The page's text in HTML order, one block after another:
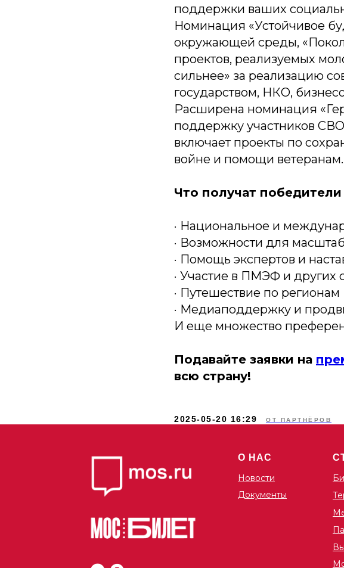
поддержки ваших
Номинация «Устойчивое
окружающей среды,
проектов, реализуемых
сильнее» за реализацию
государством, НКО,
Расширена номинация
поддержку участников
включает проекты по
войне и помощи ветеранам.
Что получат
· Национальное и
· Возможности для
· Помощь экспертов и
· Участие в ПМЭФ и других
· Путешествие по
· Медиаподдержку и
И еще множество
Подавайте заявки на
всю страну!
2025-05-20 16:29 ОТ ПАРТНЁРОВ
О НАС
Новости
Документы